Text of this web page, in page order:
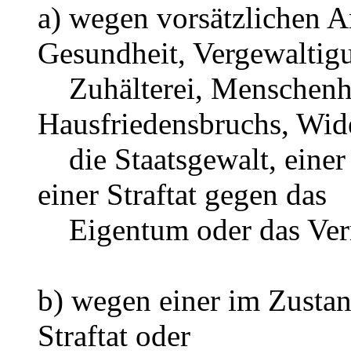
a) wegen vorsätzlichen
Gesundheit,
Zuhälterei,
Hausfriedensbruchs,
die Staatsgewalt,
einer Straftat gegen das
Eigentum oder das
b) wegen einer im
Straftat oder